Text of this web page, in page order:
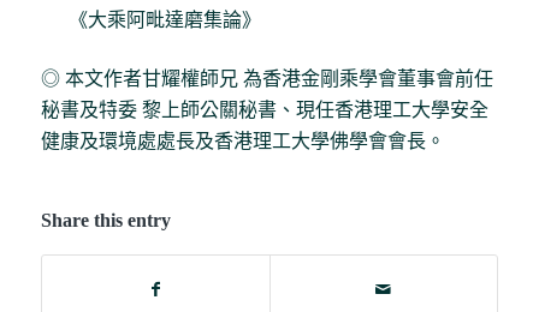
《大乘阿毗達磨集論》
◎ 本文作者甘耀權師兄 為香港金剛乘學會董事會前任
秘書及特委 黎上師公關秘書、現任香港理工大學安全
健康及環境處處長及香港理工大學佛學會會長。
Share this entry